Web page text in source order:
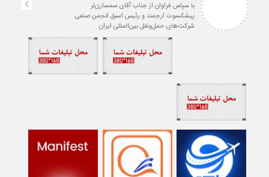
با سپاس فراوان از جناب آقای سمساری‌لر
پیشکسوت ارجمند و رئیس اسبق انجمن صنفی
شرکت‌های حمل‌ونقل بین‌المللی ایران